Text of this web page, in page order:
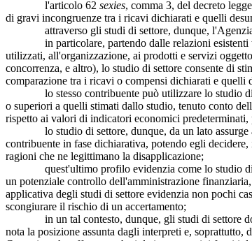
l'articolo 62 sexies, comma 3, del decreto
di gravi incongruenze tra i ricavi dichiarati e quelli
attraverso gli studi di settore, dunque, l'Agenzia
in particolare, partendo dalle relazioni esistenti tra
utilizzati, all'organizzazione, ai prodotti e servizi
concorrenza, e altro), lo studio di settore consente di
comparazione tra i ricavi o compensi dichiarati e quelli
lo stesso contribuente può utilizzare lo studio di
o superiori a quelli stimati dallo studio, tenuto conto
rispetto ai valori di indicatori economici
lo studio di settore, dunque, da un lato assurge a
contribuente in fase dichiarativa, potendo egli
ragioni che ne legittimano la disapplicazione;
quest'ultimo profilo evidenzia come lo studio di
un potenziale controllo dell'amministrazione
applicativa degli studi di settore evidenzia non pochi
scongiurare il rischio di un accertamento;
in un tal contesto, dunque, gli studi di settore
nota la posizione assunta dagli interpreti e,